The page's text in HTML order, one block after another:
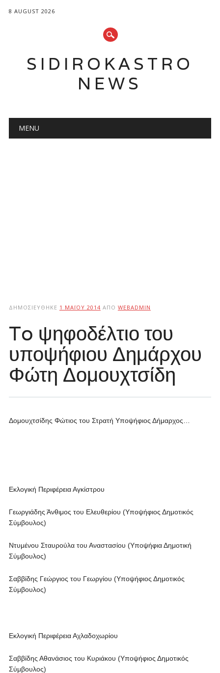
8 AUGUST 2026
SIDIROKASTRO
NEWS
Main menu
MENU
ΔΗΜΟΣΙΕΎΘΗΚΕ 1 ΜΑΪ́ΟΥ 2014 ΑΠΌ WEBADMIN
To ψηφοδέλτιο του
υποψήφιου Δημάρχου
Φώτη Δομουχτσίδη
Δομουχτσίδης Φώτιος του Στρατή Υποψήφιος Δήμαρχος…
Εκλογική Περιφέρεια Αγκίστρου
Γεωργιάδης Άνθιμος του Ελευθερίου (Υποψήφιος Δημοτικός
Σύμβουλος)
Ντυμένου Σταυρούλα του Αναστασίου (Υποψήφια Δημοτική
Σύμβουλος)
Σαββίδης Γεώργιος του Γεωργίου (Υποψήφιος Δημοτικός
Σύμβουλος)
Εκλογική Περιφέρεια Αχλαδοχωρίου
Σαββίδης Αθανάσιος του Κυριάκου (Υποψήφιος Δημοτικός
Σύμβουλος)